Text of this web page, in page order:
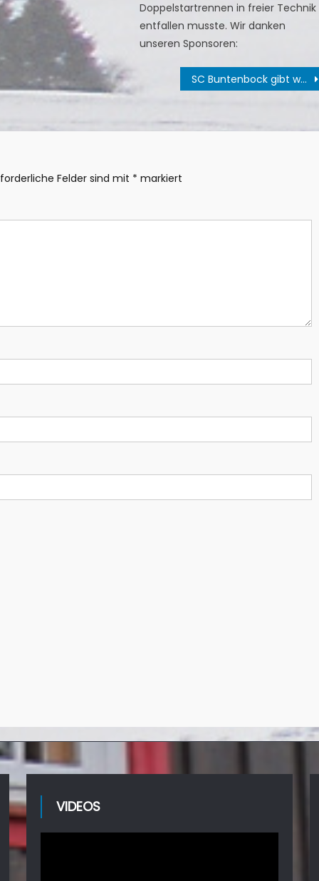
Doppelstartrennen in freier Technik
entfallen musste. Wir danken
unseren Sponsoren:
SC Buntenbock gibt weiter den Ton an
Felder sind mit * markiert
VIDEOS